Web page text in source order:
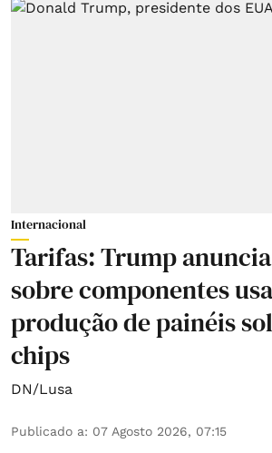
Internacional
Tarifas: Trump
sobre componentes
produção de painéis
chips
DN/Lusa
Publicado a: 07 Agosto 2026, 07:15